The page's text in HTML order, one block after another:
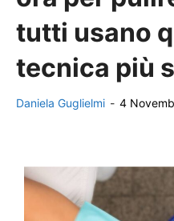
tutti usano
tecnica più
Daniela Guglielmi - 4